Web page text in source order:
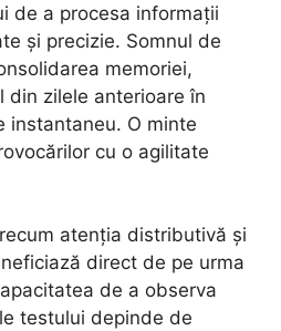
de a procesa informații
și precizie. Somnul de
memoriei,
zilele anterioare în
instantaneu. O minte
cu o agilitate
atenția distributivă și
direct de pe urma
de a observa
testului depinde de